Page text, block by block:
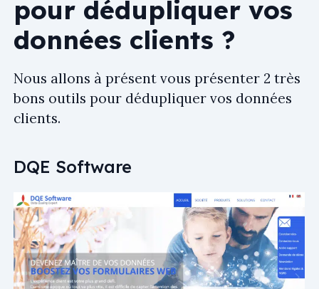
pour dédupliquer vos
données clients ?
Nous allons à présent vous présenter 2 très
bons outils pour dédupliquer vos données
clients.
DQE Software